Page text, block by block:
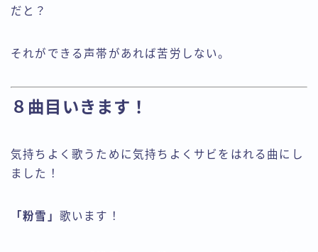
だと？
それができる声帯があれば苦労しない。
８曲目いきます！
気持ちよく歌うために気持ちよくサビをはれる曲にし
ました！
「粉雪」 歌います！